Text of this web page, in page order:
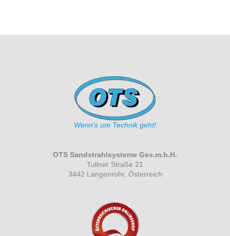
Wenn's um Technik geht!
OTS Sandstrahlsysteme Ges.m.b.H.
Tullner Straße 21
3442 Langenrohr, Österreich